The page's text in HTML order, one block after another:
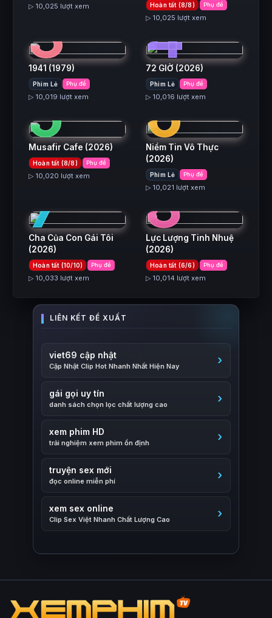
▷ 10,025 lượt xem Hoàn tất (8/8) Phụ đề
▷ 10,025 lượt xem
3
1941 (1979)
Phim Lẻ Phụ đề
▷ 10,019 lượt xem
4
72 GIỜ (2026)
Phim Lẻ Phụ đề
▷ 10,016 lượt xem
5
Musafir Cafe (2026)
Hoàn tất (8/8) Phụ đề
▷ 10,020 lượt xem
6
Niềm Tin Vô Thực
(2026)
Phim Lẻ Phụ đề
▷ 10,021 lượt xem
7
Cha Của Con Gái Tôi
(2026)
Hoàn tất (10/10) Phụ đề
▷ 10,033 lượt xem
8
Lực Lượng Tinh Nhuệ
(2026)
Hoàn tất (6/6) Phụ đề
▷ 10,014 lượt xem
viet69 cập nhật
Cập Nhật Clip Hot Nhanh Nhất Hiện Nay
gái gọi uy tín
danh sách chọn lọc chất lượng cao
xem phim HD
trải nghiệm xem phim ổn định
truyện sex mới
đọc online miễn phí
xem sex online
Clip Sex Việt Nhanh Chất Lượng Cao